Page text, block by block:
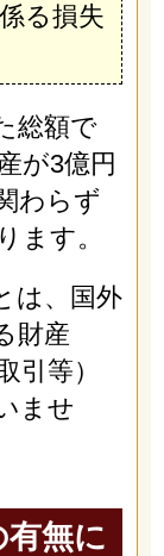
る損失
総額で
が3億円
わらず
ます。
は、国外
財産
引等）
ませ
有無に